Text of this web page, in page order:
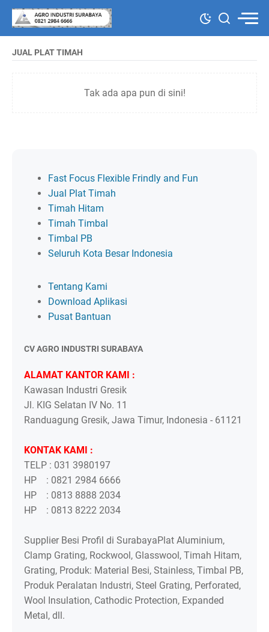
JUAL PLAT TIMAH
Tak ada apa pun di sini!
Fast Focus Flexible Frindly and Fun
Jual Plat Timah
Timah Hitam
Timah Timbal
Timbal PB
Seluruh Kota Besar Indonesia
Tentang Kami
Download Aplikasi
Pusat Bantuan
CV AGRO INDUSTRI SURABAYA
ALAMAT KANTOR KAMI :
Kawasan Industri Gresik
Jl. KIG Selatan IV No. 11
Randuagung Gresik, Jawa Timur, Indonesia - 61121
KONTAK KAMI :
TELP : 031 3980197
HP : 0821 2984 6666
HP : 0813 8888 2034
HP : 0813 8222 2034
Supplier Besi Profil di SurabayaPlat Aluminium,
Clamp Grating, Rockwool, Glasswool, Timah Hitam,
Grating, Produk: Material Besi, Stainless, Timbal PB,
Produk Peralatan Industri, Steel Grating, Perforated,
Wool Insulation, Cathodic Protection, Expanded
Metal, dll.